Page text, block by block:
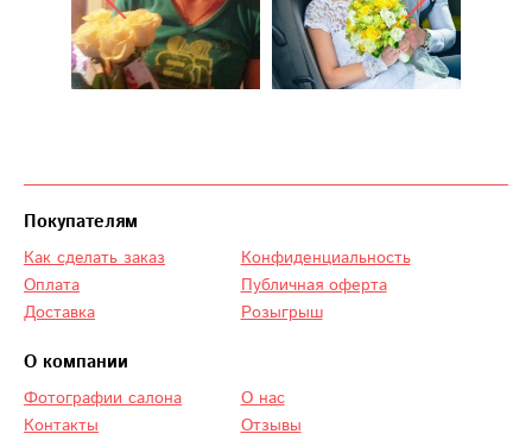
Покупателям
Как сделать заказ
Оплата
Доставка
Конфиденциальность
Публичная оферта
Розыгрыш
О компании
Фотографии салона
Контакты
О нас
Отзывы